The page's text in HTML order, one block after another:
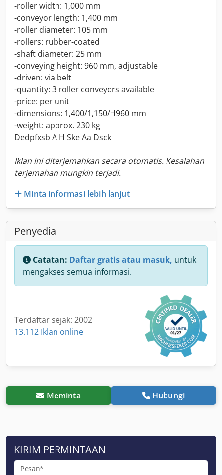
-roller width: 1,000 mm
-conveyor length: 1,400 mm
-roller diameter: 105 mm
-rollers: rubber-coated
-shaft diameter: 25 mm
-conveying height: 960 mm, adjustable
-driven: via belt
-quantity: 3 roller conveyors available
-price: per unit
-dimensions: 1,400/1,150/H960 mm
-weight: approx. 230 kg
Dedpfxsb A H Ske Aa Dsck
Iklan ini diterjemahkan secara otomatis. Kesalahan
terjemahan mungkin terjadi.
Minta informasi lebih lanjut
Penyedia
Catatan: Daftar gratis atau masuk, untuk
mengakses semua informasi.
Terdaftar sejak: 2002
13.112 Iklan online
Meminta Hubungi
KIRIM PERMINTAAN
Pesan*